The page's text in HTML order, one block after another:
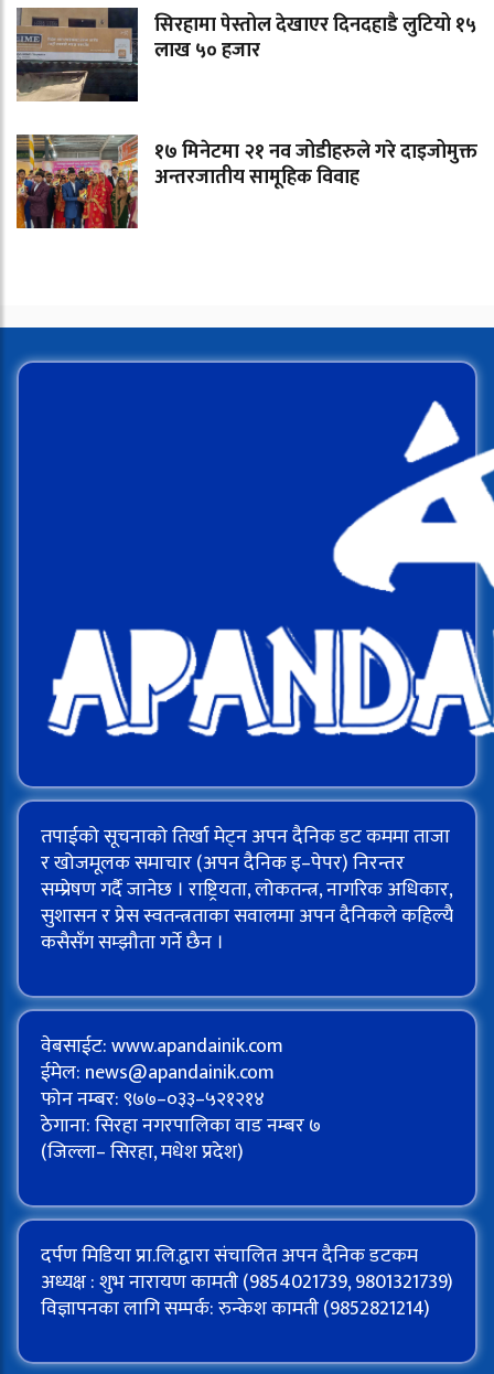
सिरहामा पेस्तोल देखाएर दिनदहाडै लुटियो १५
लाख ५० हजार
१७ मिनेटमा २१ नव जोडीहरुले गरे दाइजोमुक्त
अन्तरजातीय सामूहिक विवाह
तपाईको सूचनाको तिर्खा मेट्न अपन दैनिक डट कममा ताजा
र खोजमूलक समाचार (अपन दैनिक इ–पेपर) निरन्तर
सम्प्रेषण गर्दै जानेछ । राष्ट्रियता, लोकतन्त्र, नागरिक अधिकार,
सुशासन र प्रेस स्वतन्त्रताका सवालमा अपन दैनिकले कहिल्यै
कसैसँग सम्झौता गर्ने छैन ।
वेबसाईट: www.apandainik.com
ईमेल: news@apandainik.com
फोन नम्बर: ९७७–०३३–५२१२१४
ठेगाना: सिरहा नगरपालिका वाड नम्बर ७
(जिल्ला– सिरहा, मधेश प्रदेश)
दर्पण मिडिया प्रा.लि.द्वारा संचालित अपन दैनिक डटकम
अध्यक्ष : शुभ नारायण कामती (9854021739, 9801321739)
विज्ञापनका लागि सम्पर्क: रुन्केश कामती (9852821214)